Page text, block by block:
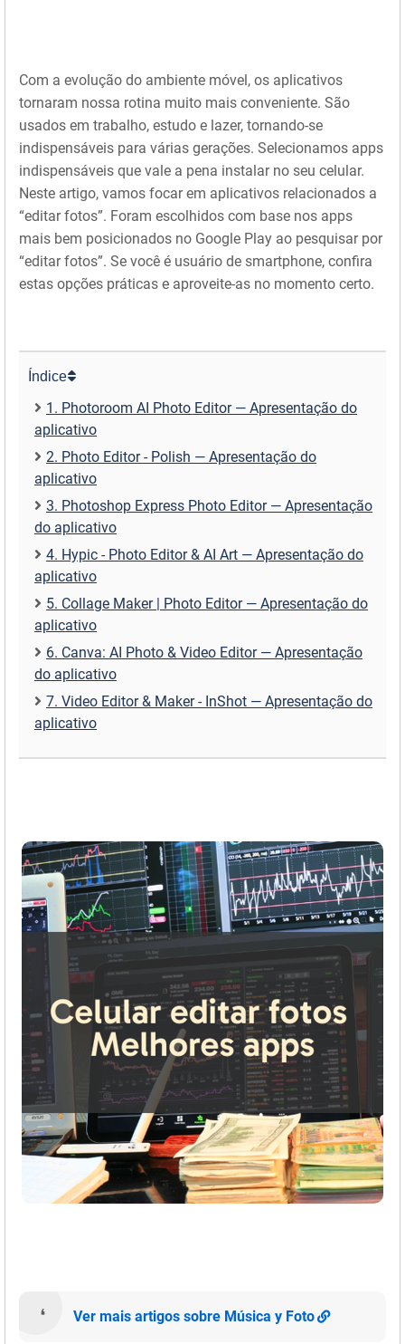
Com a evolução do ambiente móvel, os aplicativos
tornaram nossa rotina muito mais conveniente. São
usados em trabalho, estudo e lazer, tornando-se
indispensáveis para várias gerações. Selecionamos apps
indispensáveis que vale a pena instalar no seu celular.
Neste artigo, vamos focar em aplicativos relacionados a
“editar fotos”. Foram escolhidos com base nos apps
mais bem posicionados no Google Play ao pesquisar por
“editar fotos”. Se você é usuário de smartphone, confira
estas opções práticas e aproveite-as no momento certo.
Índice
1. Photoroom AI Photo Editor — Apresentação do
aplicativo
2. Photo Editor - Polish — Apresentação do
aplicativo
3. Photoshop Express Photo Editor — Apresentação
do aplicativo
4. Hypic - Photo Editor & AI Art — Apresentação do
aplicativo
5. Collage Maker | Photo Editor — Apresentação do
aplicativo
6. Canva: AI Photo & Video Editor — Apresentação
do aplicativo
7. Video Editor & Maker - InShot — Apresentação do
aplicativo
Ver mais artigos sobre Música y Foto